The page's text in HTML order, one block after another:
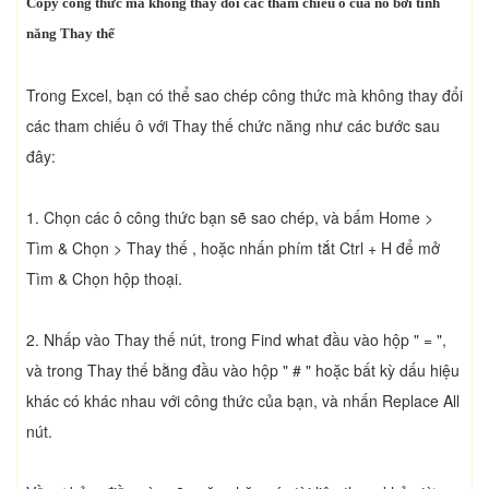
năng Thay thế
Trong Excel, bạn có thể sao chép công thức mà không thay đổi
các tham chiếu ô với Thay thế chức năng như các bước sau
đây:
1. Chọn các ô công thức bạn sẽ sao chép, và bấm Home >
Tìm & Chọn > Thay thế , hoặc nhấn phím tắt Ctrl + H để mở
Tìm & Chọn hộp thoại.
2. Nhấp vào Thay thế nút, trong Find what đầu vào hộp " = ",
và trong Thay thế bằng đầu vào hộp " # " hoặc bất kỳ dấu hiệu
khác có khác nhau với công thức của bạn, và nhấn Replace All
nút.